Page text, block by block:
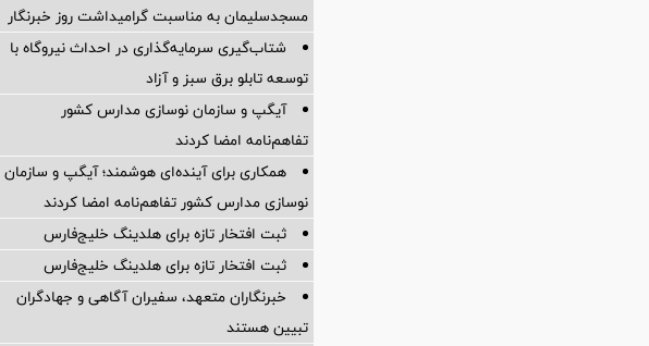
مسجدسلیمان به مناسبت گرامیداشت روز خبرنگار
شتاب‌گیری سرمایه‌گذاری در احداث نیروگاه با
توسعه تابلو برق سبز و آزاد
آیگپ و سازمان نوسازی مدارس کشور
تفاهم‌نامه امضا کردند
همکاری برای آینده‌ای هوشمند؛ آیگپ و سازمان
نوسازی مدارس کشور تفاهم‌نامه امضا کردند
ثبت افتخار تازه برای هلدینگ خلیج‌فارس
ثبت افتخار تازه برای هلدینگ خلیج‌فارس
خبرنگاران متعهد، سفیران آگاهی و جهادگران
تبیین هستند